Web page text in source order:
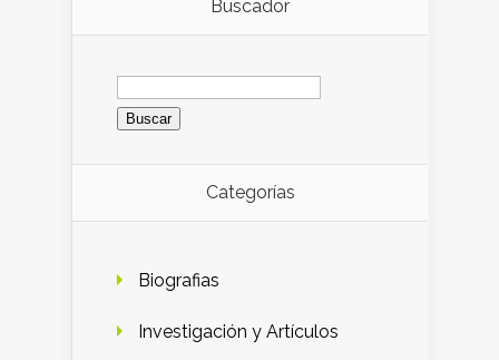
Buscador
Buscar:
Categorías
Biografias
Investigación y Artículos